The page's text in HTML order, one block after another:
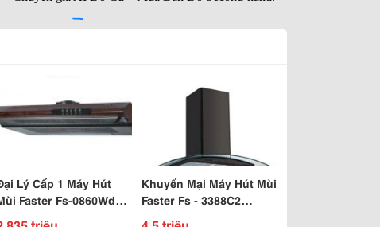
Lý Cấp 1 Máy Hút
Faster Fs-0860Wd
515-Hoàng Văn Thụ-
Khuyến Mại Máy Hút Mùi
Faster Fs - 3388C2
Black-70Cm Tại Bêp68